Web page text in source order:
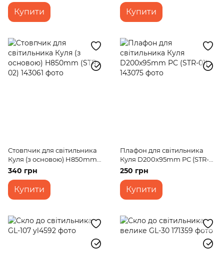
Купити Купити
Стовпчик для світильника
Куля (з основою) H850mm
(STR-02)
340 грн
Купити
Плафон для світильника
Куля D200x95mm PC (STR-
01)
250 грн
Купити